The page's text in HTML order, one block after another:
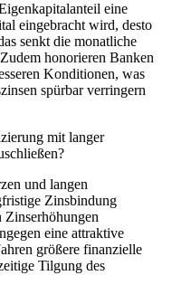
eine
eingebracht wird, desto
senkt die monatliche
honorieren Banken
Konditionen, was
spürbar verringern
mit langer
und langen
Zinsbindung
Zinserhöhungen
eine attraktive
größere finanzielle
Tilgung des